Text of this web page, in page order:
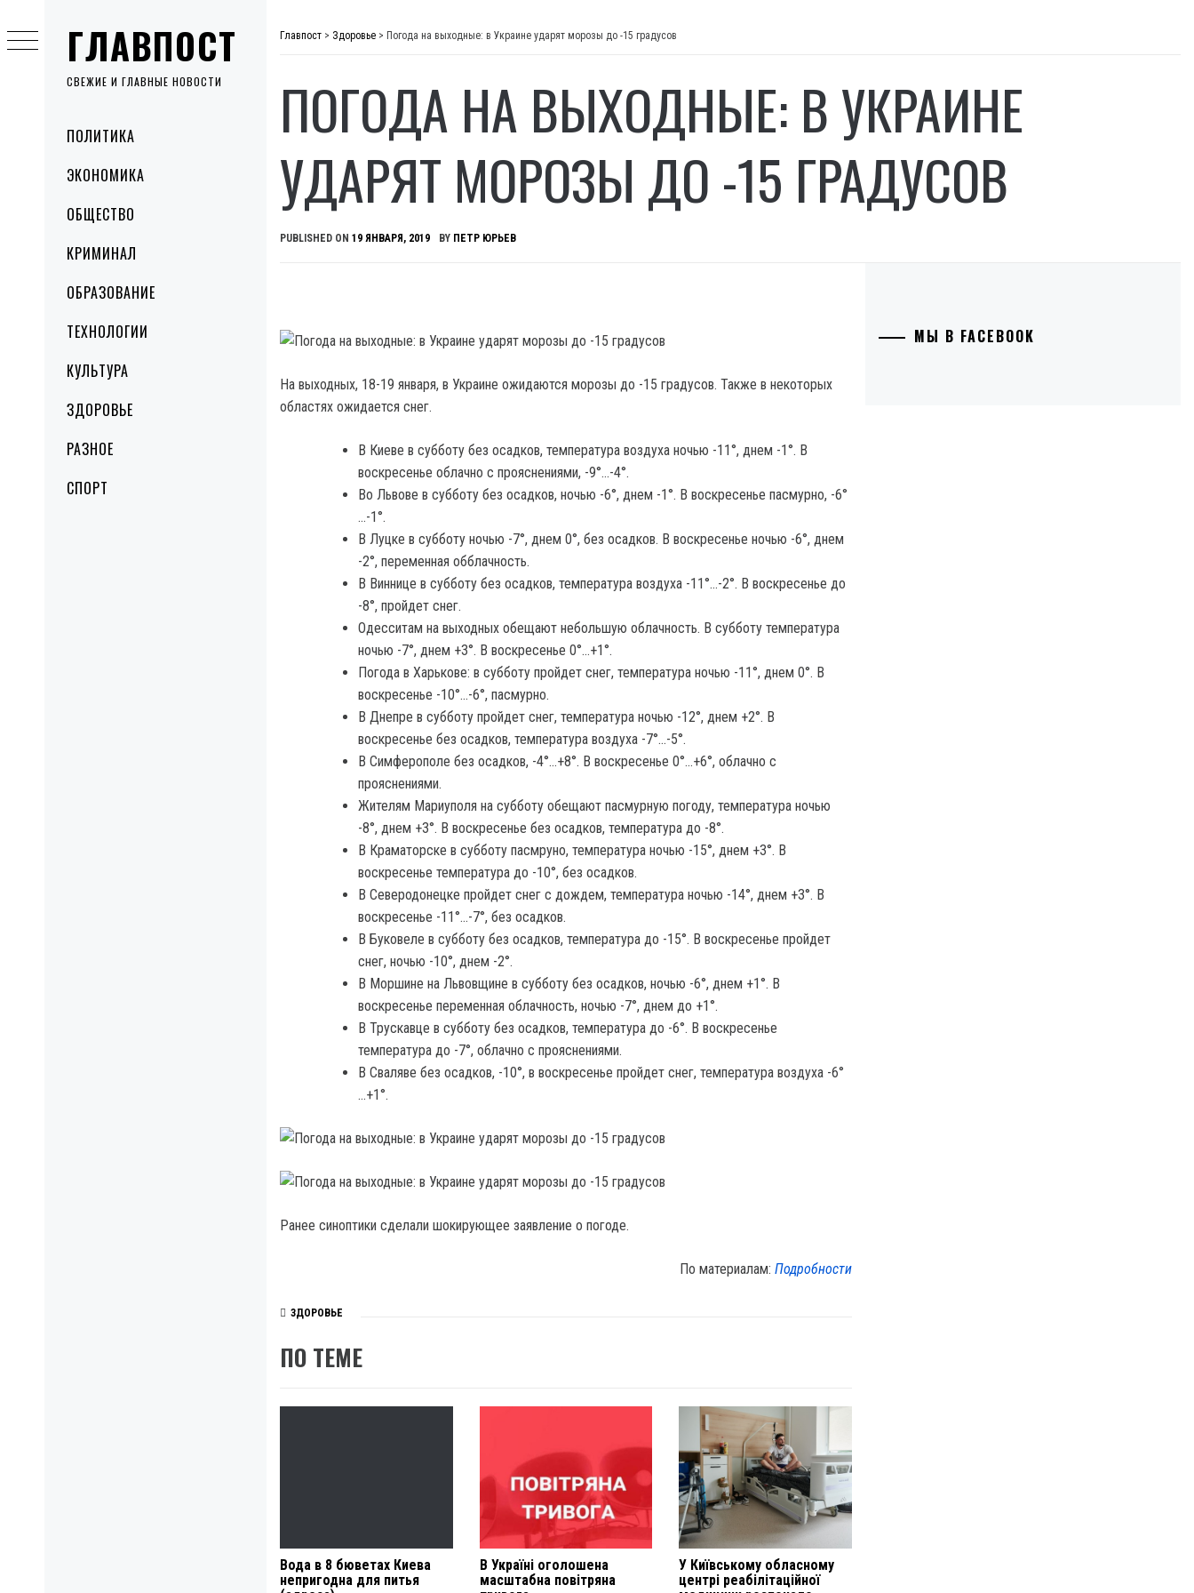
ГЛАВПОСТ
СВЕЖИЕ И ГЛАВНЫЕ НОВОСТИ
MenuПОЛИТИКА
ЭКОНОМИКА
ОБЩЕСТВО
КРИМИНАЛ
ОБРАЗОВАНИЕ
ТЕХНОЛОГИИ
КУЛЬТУРА
ЗДОРОВЬЕ
РАЗНОЕ
СПОРТ
to
content
Главпост > Здоровье > Погода на выходные: в Украине ударят морозы до -15 градусов
ПОГОДА НА ВЫХОДНЫЕ: В УКРАИНЕ
УДАРЯТ МОРОЗЫ ДО -15 ГРАДУСОВ
PUBLISHED ON 19 ЯНВАРЯ, 2019 BY ПЕТР ЮРЬЕВ
На выходных, 18-19 января, в Украине ожидаются морозы до -15 градусов. Также в некоторых
областях ожидается снег.
В Киеве в субботу без осадков, температура воздуха ночью -11°, днем -1°. В
воскресенье облачно с прояснениями, -9°…-4°.
Во Львове в субботу без осадков, ночью -6°, днем -1°. В воскресенье пасмурно, -6°
…-1°.
В Луцке в субботу ночью -7°, днем 0°, без осадков. В воскресенье ночью -6°, днем
-2°, переменная обблачность.
В Виннице в субботу без осадков, температура воздуха -11°…-2°. В воскресенье до
-8°, пройдет снег.
Одесситам на выходных обещают небольшую облачность. В субботу температура
ночью -7°, днем +3°. В воскресенье 0°…+1°.
Погода в Харькове: в субботу пройдет снег, температура ночью -11°, днем 0°. В
воскресенье -10°…-6°, пасмурно.
В Днепре в субботу пройдет снег, температура ночью -12°, днем +2°. В
воскресенье без осадков, температура воздуха -7°…-5°.
В Симферополе без осадков, -4°…+8°. В воскресенье 0°…+6°, облачно с
прояснениями.
Жителям Мариуполя на субботу обещают пасмурную погоду, температура ночью
-8°, днем +3°. В воскресенье без осадков, температура до -8°.
В Краматорске в субботу пасмруно, температура ночью -15°, днем +3°. В
воскресенье температура до -10°, без осадков.
В Северодонецке пройдет снег с дождем, температура ночью -14°, днем +3°. В
воскресенье -11°…-7°, без осадков.
В Буковеле в субботу без осадков, температура до -15°. В воскресенье пройдет
снег, ночью -10°, днем -2°.
В Моршине на Львовщине в субботу без осадков, ночью -6°, днем +1°. В
воскресенье переменная облачность, ночью -7°, днем до +1°.
В Трускавце в субботу без осадков, температура до -6°. В воскресенье
температура до -7°, облачно с прояснениями.
В Сваляве без осадков, -10°, в воскресенье пройдет снег, температура воздуха -6°
…+1°.
Ранее синоптики сделали шокирующее заявление о погоде.
По материалам:Подробности
ЗДОРОВЬЕ
ПО ТЕМЕ
Вода в 8 бюветах Киева
непригодна для питья
В Україні оголошена
масштабна повітряна
У Київському обласному
центрі реабілітаційної
МЫ В FACEBOOK